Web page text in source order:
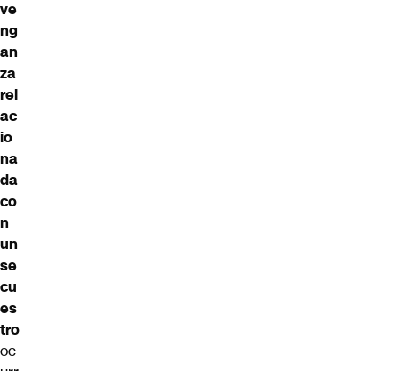
ve
ng
an
za
rel
ac
io
na
da
co
n
un
se
cu
es
tro
oc